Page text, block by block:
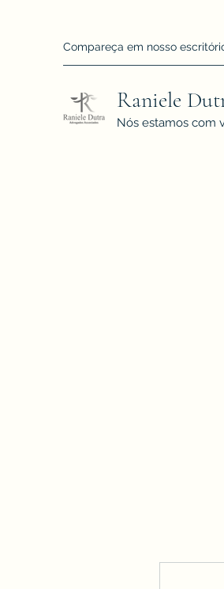
Compareça em nosso
Raniele
Nós estamos com